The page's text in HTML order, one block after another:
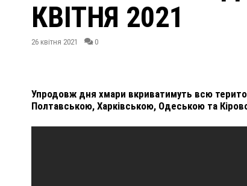
КВІТНЯ 2021
26 квітня 2021 0
Упродовж дня хмари вкриватимуть всю
Полтавською, Харківською, Одеською та